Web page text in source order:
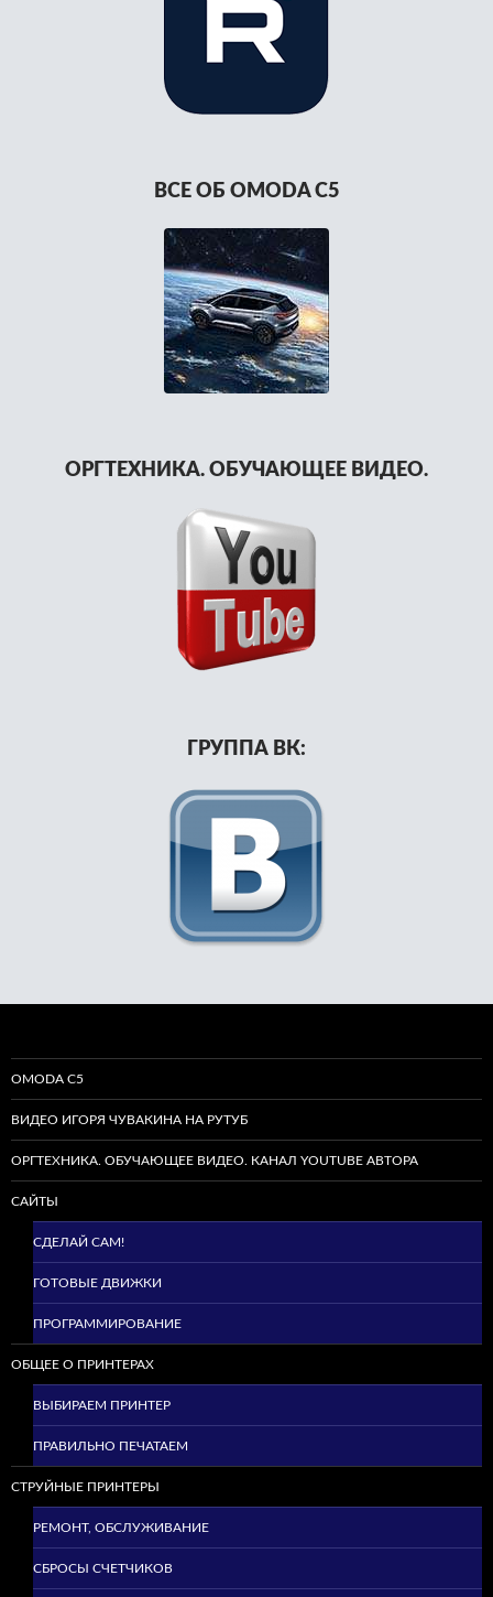
ВСЕ ОБ OMODA C5
ОРГТЕХНИКА. ОБУЧАЮЩЕЕ ВИДЕО.
ГРУППА ВК:
OMODA C5
ВИДЕО ИГОРЯ ЧУВАКИНА НА РУТУБ
ОРГТЕХНИКА. ОБУЧАЮЩЕЕ ВИДЕО. КАНАЛ YOUTUBE АВТОРА
САЙТЫ
СДЕЛАЙ САМ!
ГОТОВЫЕ ДВИЖКИ
ПРОГРАММИРОВАНИЕ
ОБЩЕЕ О ПРИНТЕРАХ
ВЫБИРАЕМ ПРИНТЕР
ПРАВИЛЬНО ПЕЧАТАЕМ
СТРУЙНЫЕ ПРИНТЕРЫ
РЕМОНТ, ОБСЛУЖИВАНИЕ
СБРОСЫ СЧЕТЧИКОВ